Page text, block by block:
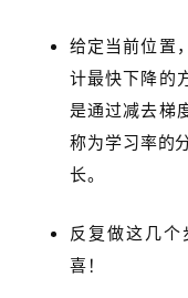
给定当前位置
计最快下降的
是通过减去梯
称为学习率的
长。
反复做这几
喜！